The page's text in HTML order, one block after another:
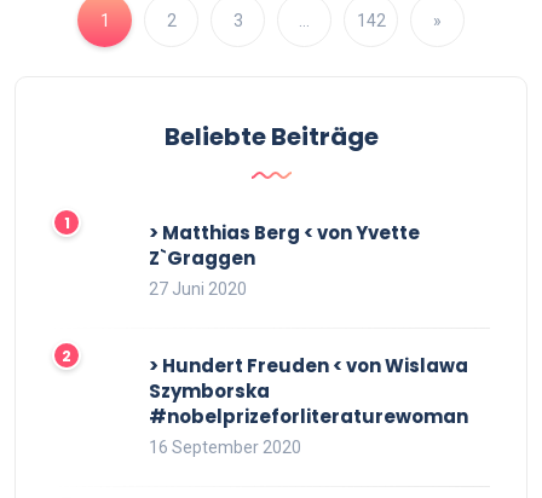
1 2 3 142 »
Beliebte Beiträge
> Matthias Berg < von Yvette
Z`Graggen
27 Juni 2020
> Hundert Freuden < von Wislawa
Szymborska
#nobelprizeforliteraturewoman
16 September 2020